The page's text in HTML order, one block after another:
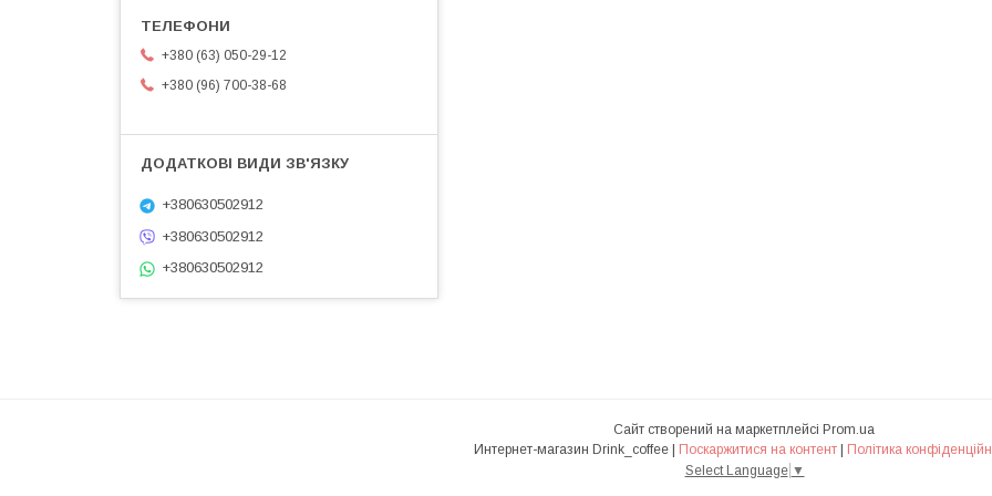
+380 (63) 050-29-12
+380 (96) 700-38-68
+380630502912
+380630502912
+380630502912
Сайт створений на маркетплейсі Prom.ua
Интернет-магазин Drink_coffee | Поскаржитися на контент | Політика
Select Language ▼